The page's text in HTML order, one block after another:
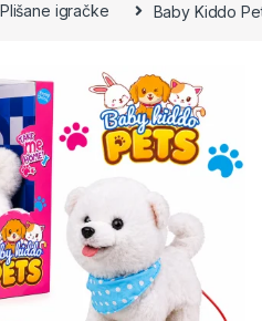
Plišane igračke Baby Kiddo